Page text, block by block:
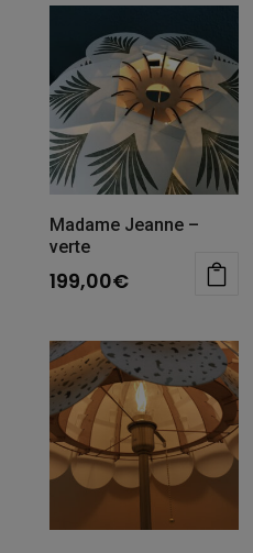
Madame Jeanne –
verte
199,00€